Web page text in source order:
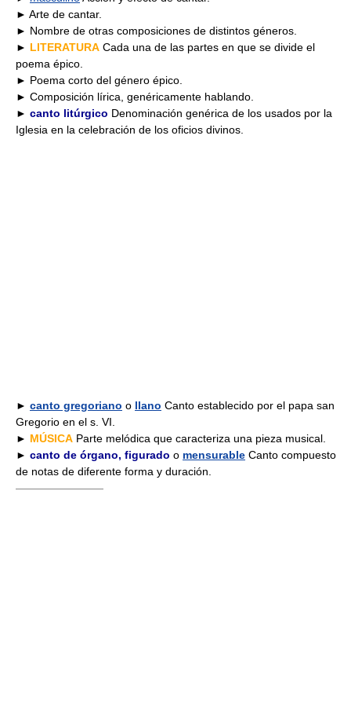
► Arte de cantar.
► Nombre de otras composiciones de distintos géneros.
► LITERATURA Cada una de las partes en que se divide el
poema épico.
► Poema corto del género épico.
► Composición lírica, genéricamente hablando.
► canto litúrgico Denominación genérica de los usados por la
Iglesia en la celebración de los oficios divinos.
► canto gregoriano o llano Canto establecido por el papa san
Gregorio en el s. VI.
► MÚSICA Parte melódica que caracteriza una pieza musical.
► canto de órgano, figurado o mensurable Canto compuesto
de notas de diferente forma y duración.
————————